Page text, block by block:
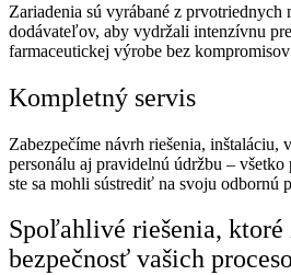
Zariadenia sú vyrábané z
dodávateľov, aby vydržali intenzívnu
farmaceutickej výrobe bez
Kompletný servis
Zabezpečíme návrh riešenia, inštaláciu,
personálu aj pravidelnú údržbu – všetko
ste sa mohli sústrediť na svoju odbornú
Spoľahlivé riešenia, ktoré
bezpečnosť vašich